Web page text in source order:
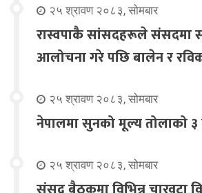
२५ श्रावण २०८३, सोमबार
रास्वपाकै सांसदहरूले संसदमा
आलोचना गरे पछि बालेन र
२५ श्रावण २०८३, सोमबार
नेपालमा सुनको मूल्य तोलाको ३
२५ श्रावण २०८३, सोमबार